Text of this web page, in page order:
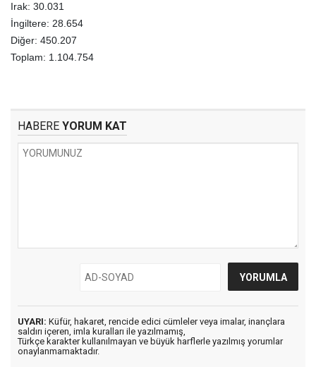
Irak: 30.031
İngiltere: 28.654
Diğer: 450.207
Toplam: 1.104.754
HABERE YORUM KAT
UYARI: Küfür, hakaret, rencide edici cümleler veya imalar, inançlara
saldırı içeren, imla kuralları ile yazılmamış,
Türkçe karakter kullanılmayan ve büyük harflerle yazılmış yorumlar
onaylanmamaktadır.